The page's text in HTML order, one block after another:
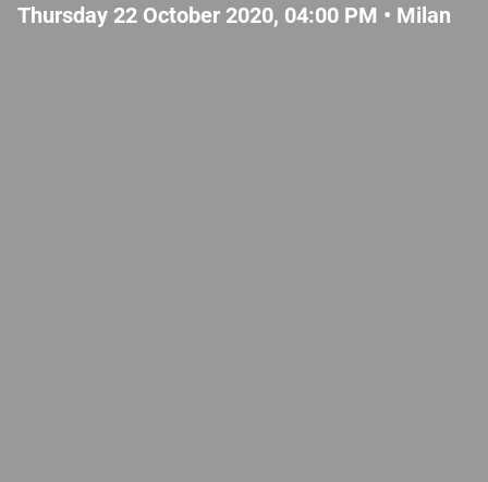
Thursday 22 October 2020, 04:00 PM • Milan